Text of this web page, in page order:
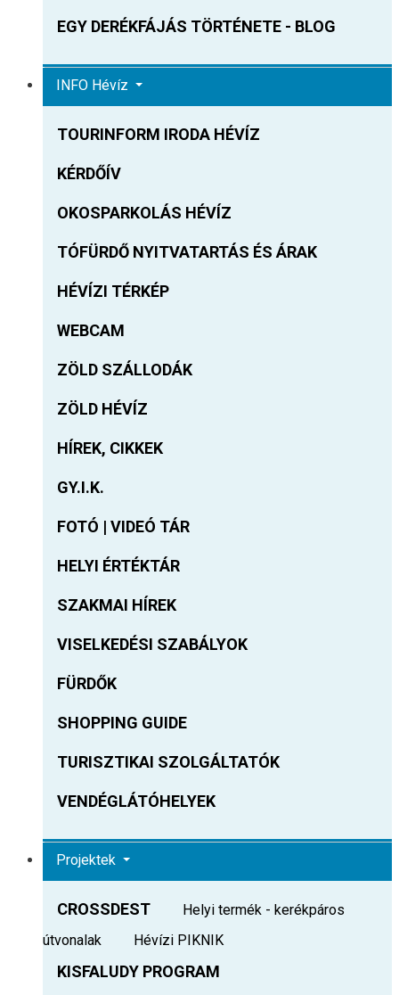
EGY DERÉKFÁJÁS TÖRTÉNETE - BLOG
INFO Hévíz
TOURINFORM IRODA HÉVÍZ
KÉRDŐÍV
OKOSPARKOLÁS HÉVÍZ
TÓFÜRDŐ NYITVATARTÁS ÉS ÁRAK
HÉVÍZI TÉRKÉP
WEBCAM
ZÖLD SZÁLLODÁK
ZÖLD HÉVÍZ
HÍREK, CIKKEK
GY.I.K.
FOTÓ | VIDEÓ TÁR
HELYI ÉRTÉKTÁR
SZAKMAI HÍREK
VISELKEDÉSI SZABÁLYOK
FÜRDŐK
SHOPPING GUIDE
TURISZTIKAI SZOLGÁLTATÓK
VENDÉGLÁTÓHELYEK
Projektek
CROSSDEST
Helyi termék - kerékpáros
útvonalak
Hévízi PIKNIK
KISFALUDY PROGRAM